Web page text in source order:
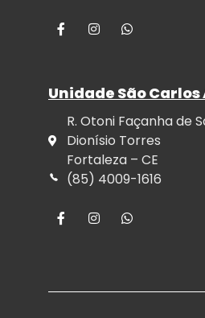
Unidade São Carlos
R. Otoni Façanha de
Dionísio Torres
Fortaleza – CE
(85) 4009-1616